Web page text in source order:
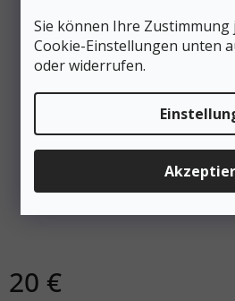
Sie können Ihre Zustimmung
Cookie-Einstellungen unten
oder widerrufen.
SILVA Outdoor Tasche
20 €